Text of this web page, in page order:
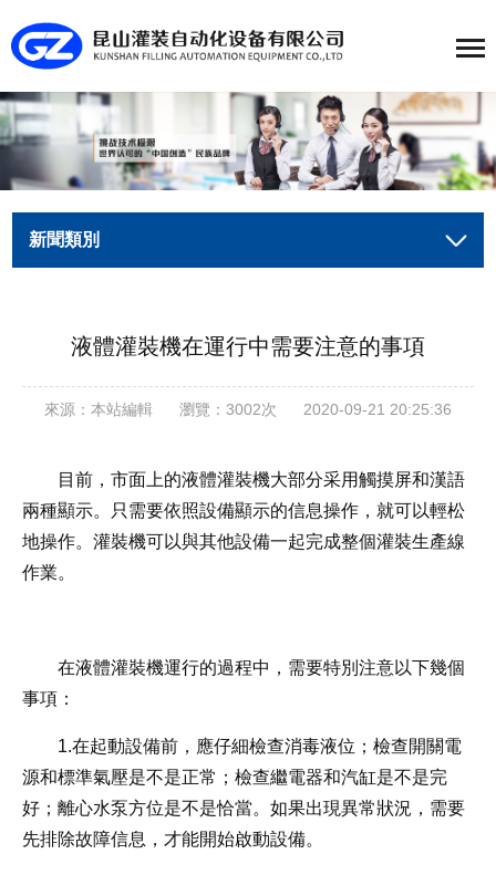
新聞類別
液體灌裝機在運行中需要注意的事項
來源：本站編輯 瀏覽：3002次 2020-09-21 20:25:36
目前，市面上的液體灌裝機大部分采用觸摸屏和漢語
兩種顯示。只需要依照設備顯示的信息操作，就可以輕松
地操作。灌裝機可以與其他設備一起完成整個灌裝生產線
作業。
在液體灌裝機運行的過程中，需要特別注意以下幾個
事項：
1.在起動設備前，應仔細檢查消毒液位；檢查開關電
源和標準氣壓是不是正常；檢查繼電器和汽缸是不是完
好；離心水泵方位是不是恰當。如果出現異常狀況，需要
先排除故障信息，才能開始啟動設備。